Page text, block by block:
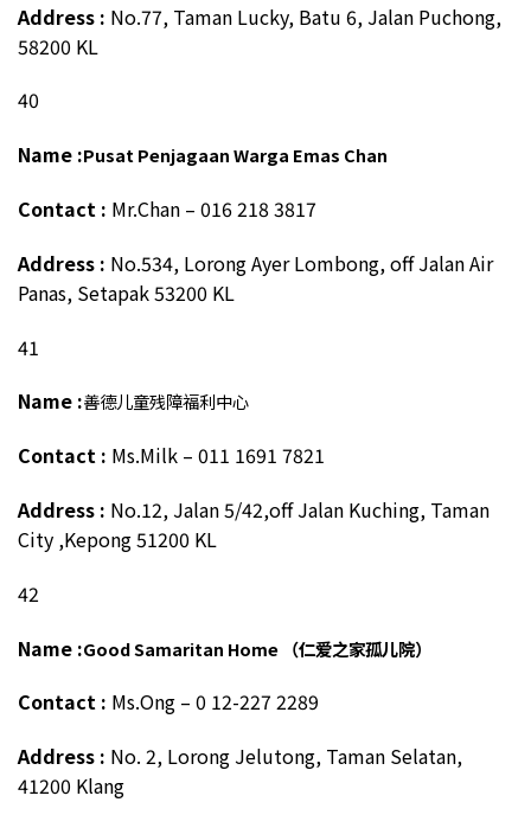
Address : No.77, Taman Lucky, Batu 6, Jalan Puchong,
58200 KL
40
Name :Pusat Penjagaan Warga Emas Chan
Contact : Mr.Chan – 016 218 3817
Address : No.534, Lorong Ayer Lombong, off Jalan Air
Panas, Setapak 53200 KL
41
Name :善德儿童残障福利中心
Contact : Ms.Milk – 011 1691 7821
Address : No.12, Jalan 5/42,off Jalan Kuching, Taman
City ,Kepong 51200 KL
42
Name :Good Samaritan Home （仁爱之家孤儿院）
Contact : Ms.Ong – 0 12-227 2289
Address : No. 2, Lorong Jelutong, Taman Selatan,
41200 Klang